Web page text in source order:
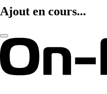
Ajout en cours...